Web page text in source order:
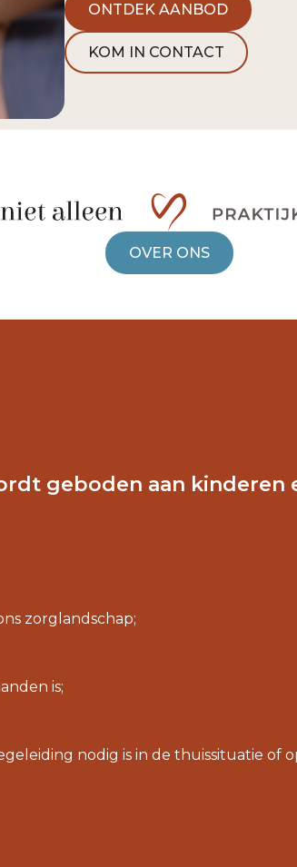
ONTDEK AANBOD
KOM IN CONTACT
OVER ONS
geboden aan kinderen
zorglandschap;
is;
nodig is in de thuissituatie of